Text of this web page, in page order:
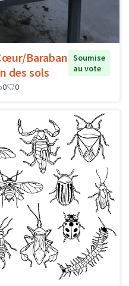
Baraban
des sols
Soumise
au vote
0 0